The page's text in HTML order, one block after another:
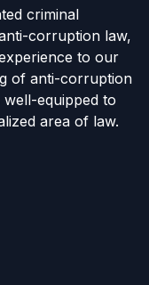
criminal
corruption law,
to our
of anti-corruption
equipped to
area of law.